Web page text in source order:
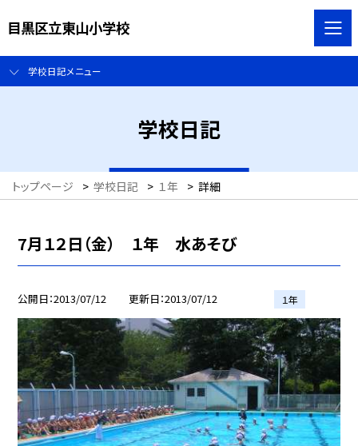
目黒区立東山小学校
学校日記メニュー
学校日記
トップページ > 学校日記 > １年 > 詳細
7月１２日（金） １年 水あそび
公開日 2013/07/12 更新日 2013/07/12 １年